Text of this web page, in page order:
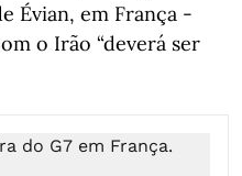
Évian, em França -
o Irão “deverá ser